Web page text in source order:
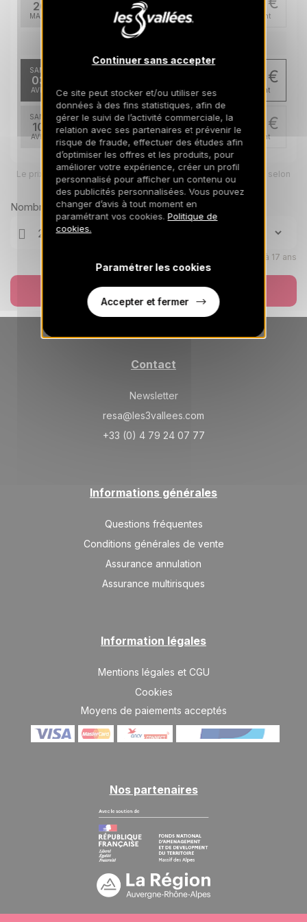
20
MARS /hébergement
SAM.
03
AVR.
1500 €
/hébergement
SAM.
10
AVR.
1500 €
/hébergement
Retour le
17/04/2027
Le prix total pour votre sélection sera ajusté en page suivante selon
vos options
Nombre de voyageurs
Enfants âgés de 0 à 17 ans
Réserver
Contact
Newsletter
resa@les3vallees.com
+33 (0) 4 79 24 07 77
Informations générales
Questions fréquentes
Conditions générales de vente
Assurance annulation
Assurance multirisques
Information légales
Mentions légales et CGU
Cookies
Moyens de paiements acceptés
Nos partenaires
Continuer sans accepter
Ce site peut stocker et/ou utiliser ses
données à des fins statistiques, afin de
gérer le suivi de l’activité commerciale, la
relation avec ses partenaires et prévenir le
risque de fraude, effectuer des études afin
d’optimiser les offres et les produits, pour
améliorer votre expérience, créer un profil
personnalisé pour afficher un contenu ou
des publicités personnalisées. Vous pouvez
changer d’avis à tout moment en
paramétrant vos cookies. Politique de
cookies.
Paramétrer les cookies
Accepter et fermer